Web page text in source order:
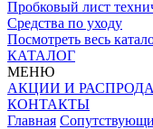
Пробковый лист
Средства по уходу
Посмотреть весь
КАТАЛОГ
МЕНЮ
АКЦИИ И
КОНТАКТЫ
Главная